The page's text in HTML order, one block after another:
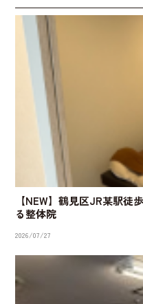
【NEW】鶴見区JR某駅
る整体院
2026/07/27